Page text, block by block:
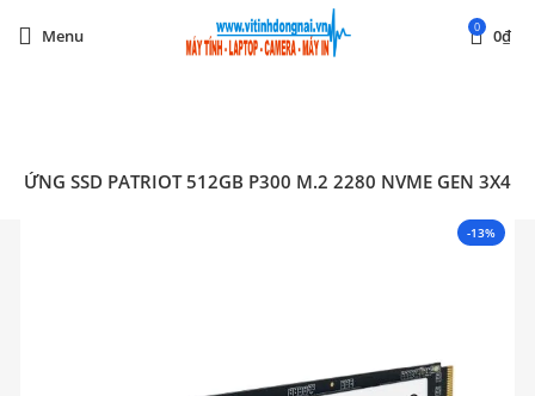
Menu 0 0₫
CỨNG SSD PATRIOT 512GB P300 M.2 2280 NVME GEN 3X4
-13%